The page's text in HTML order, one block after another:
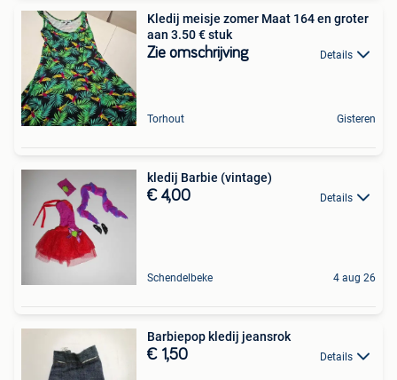
Kledij meisje zomer Maat 164 en groter
aan 3.50 € stuk
Zie omschrijving Details
Torhout Gisteren
kledij Barbie (vintage)
€ 4,00 Details
Schendelbeke 4 aug 26
Barbiepop kledij jeansrok
€ 1,50 Details